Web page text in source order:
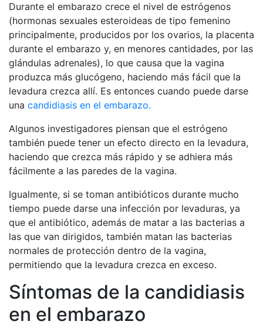
Durante el embarazo crece el nivel de estrógenos
(hormonas sexuales esteroideas de tipo femenino
principalmente, producidos por los ovarios, la placenta
durante el embarazo y, en menores cantidades, por las
glándulas adrenales), lo que causa que la vagina
produzca más glucógeno, haciendo más fácil que la
levadura crezca allí. Es entonces cuando puede darse
una candidiasis en el embarazo.
Algunos investigadores piensan que el estrógeno
también puede tener un efecto directo en la levadura,
haciendo que crezca más rápido y se adhiera más
fácilmente a las paredes de la vagina.
Igualmente, si se toman antibióticos durante mucho
tiempo puede darse una infección por levaduras, ya
que el antibiótico, además de matar a las bacterias a
las que van dirigidos, también matan las bacterias
normales de protección dentro de la vagina,
permitiendo que la levadura crezca en exceso.
Síntomas de la candidiasis
en el embarazo